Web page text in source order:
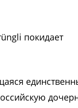
покидает